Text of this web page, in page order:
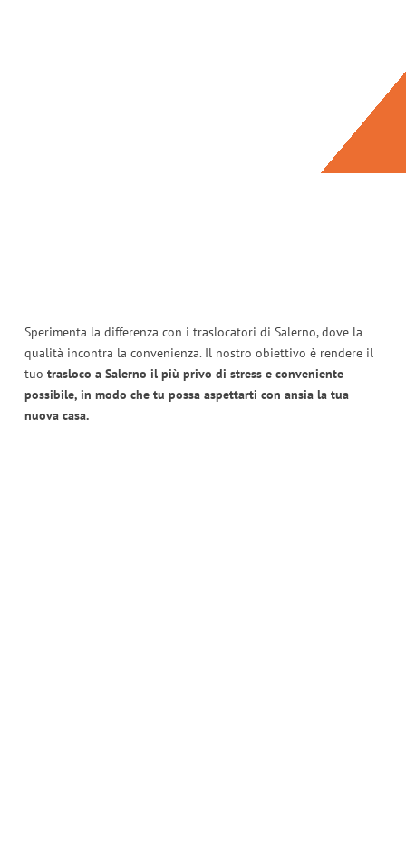
Sperimenta la differenza con i traslocatori di Salerno, dove la
qualità incontra la convenienza. Il nostro obiettivo è rendere il
tuo trasloco a Salerno il più privo di stress e conveniente
possibile, in modo che tu possa aspettarti con ansia la tua
nuova casa.